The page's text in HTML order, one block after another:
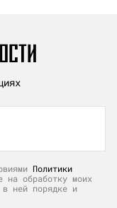
Политики
на обработку моих
в ней порядке и